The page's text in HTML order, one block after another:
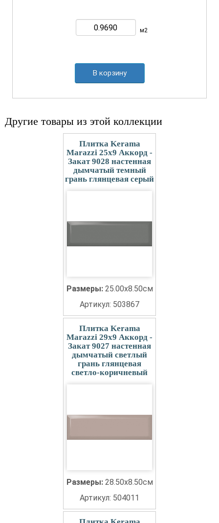
м2
В корзину
Другие товары из этой коллекции
Плитка Kerama
Marazzi 25x9 Аккорд -
Закат 9028 настенная
дымчатый темный
грань глянцевая серый
Размеры: 25.00x8.50см
Артикул: 503867
Плитка Kerama
Marazzi 29x9 Аккорд -
Закат 9027 настенная
дымчатый светлый
грань глянцевая
светло-коричневый
Размеры: 28.50x8.50см
Артикул: 504011